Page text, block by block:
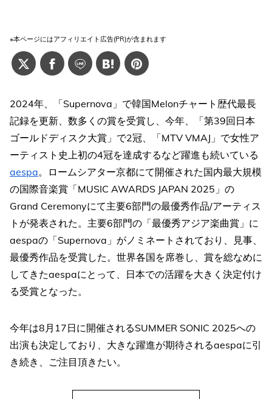
※本ページにはアフィリエイト広告(PR)が含まれます
2024年、「Supernova」で韓国Melonチャート歴代最長
記録を更新、数多くの賞を受賞し、今年、「第39回日本
ゴールドディスク大賞」で2冠、「MTV VMAJ」で女性ア
ーティスト史上初の4冠を達成するなど躍進も続いている
aespa。ロームシアター京都にて開催された国内最大規模
の国際音楽賞「MUSIC AWARDS JAPAN 2025」の
Grand Ceremonyにて主要6部門の最優秀作品/アーティス
トが発表された。主要6部門の「最優秀アジア楽曲賞」に
aespaの「Supernova」がノミネートされており、見事、
最優秀作品を受賞した。世界各国を席巻し、賞を総なめに
してきたaespaにとって、日本での活躍を大きく決定付け
る受賞となった。
今年は8月17日に開催されるSUMMER SONIC 2025への
出演も決定しており、大きな躍進が期待されるaespaに引
き続き、ご注目頂きたい。